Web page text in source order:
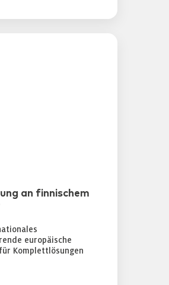
an finnischem
europäische
Komplettlösungen